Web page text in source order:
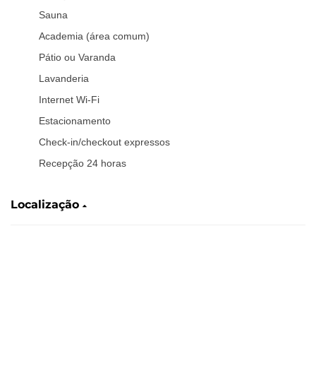
Sauna
Academia (área comum)
Pátio ou Varanda
Lavanderia
Internet Wi-Fi
Estacionamento
Check-in/checkout expressos
Recepção 24 horas
Localização